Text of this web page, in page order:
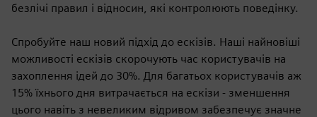
безлічі правил і відносин, які контролюють поведінку.
Спробуйте наш новий підхід до ескізів. Наші найновіші
можливості ескізів скорочують час користувачів на
захоплення ідей до 30%. Для багатьох користувачів аж
15% їхнього дня витрачається на ескізи - зменшення
цього навіть з невеликим відривом забезпечує значне